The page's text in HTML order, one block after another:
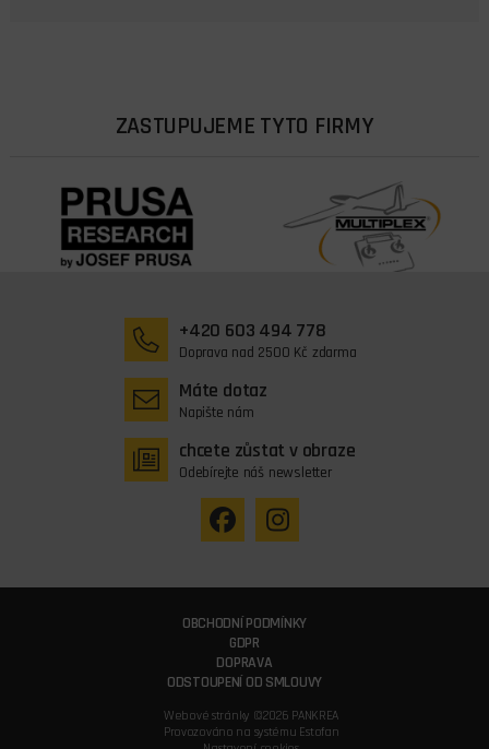
ZASTUPUJEME TYTO FIRMY
+420 603 494 778
Doprava nad 2500 Kč zdarma
Máte dotaz
Napište nám
chcete zůstat v obraze
Odebírejte náš newsletter
OBCHODNÍ PODMÍNKY
GDPR
DOPRAVA
ODSTOUPENÍ OD SMLOUVY
Webové stránky ©2026 PANKREA
Provozováno na systému Estofan